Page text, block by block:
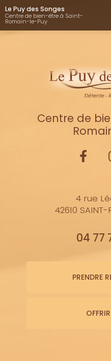
Aller
au
contenu
principal
Le Puy des Songes
Centre de bien-être à Saint-
Romain-le-Puy
Centre de
4 rue
42610 SAINT-
04 77
PRENDRE